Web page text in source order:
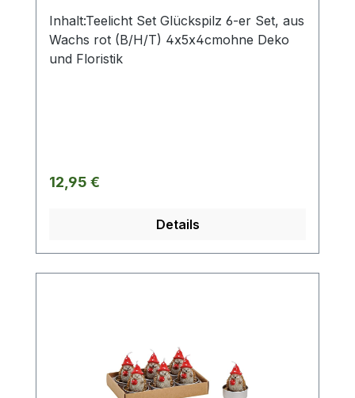
Inhalt:Teelicht Set Glückspilz 6-er Set, aus
Wachs rot (B/H/T) 4x5x4cmohne Deko
und Floristik
Regulärer Preis:
12,95 €
Details